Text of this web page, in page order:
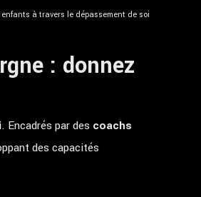
à travers le dépassement de soi
: donnez
. Encadrés par des coachs
des capacités